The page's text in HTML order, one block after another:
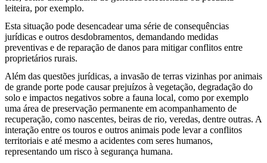
leiteira, por exemplo.
Esta situação pode desencadear uma série de consequências
jurídicas e outros desdobramentos, demandando medidas
preventivas e de reparação de danos para mitigar conflitos entre
proprietários rurais.
Além das questões jurídicas, a invasão de terras vizinhas por animais
de grande porte pode causar prejuízos à vegetação, degradação do
solo e impactos negativos sobre a fauna local, como por exemplo
uma área de preservação permanente em acompanhamento de
recuperação, como nascentes, beiras de rio, veredas, dentre outras. A
interação entre os touros e outros animais pode levar a conflitos
territoriais e até mesmo a acidentes com seres humanos,
representando um risco à segurança humana.